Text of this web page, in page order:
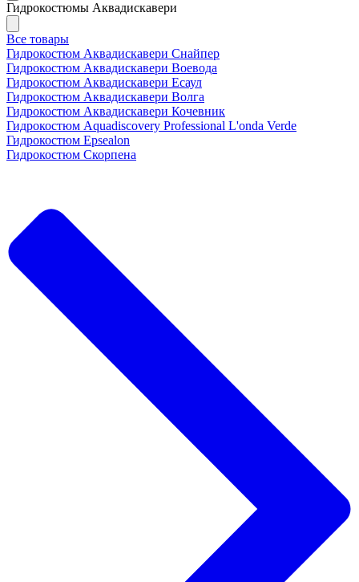
Гидрокостюмы Аквадискавери
Все товары
Гидрокостюм Аквадискавери Снайпер
Гидрокостюм Аквадискавери Воевода
Гидрокостюм Аквадискавери Есаул
Гидрокостюм Аквадискавери Волга
Гидрокостюм Аквадискавери Кочевник
Гидрокостюм Aquadiscovery Professional L'onda Verde
Гидрокостюм Epsealon
Гидрокостюм Скорпена